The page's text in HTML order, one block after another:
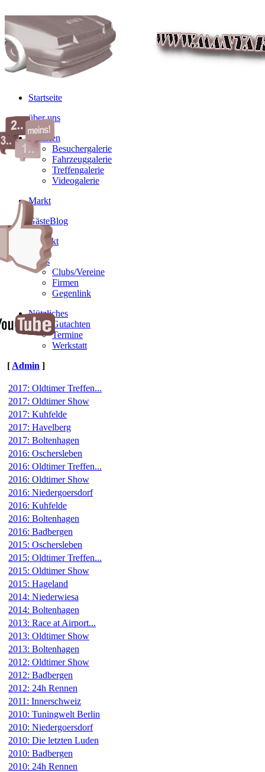
Startseite
über uns
Galerien
Besuchergalerie
Fahrzeuggalerie
Treffengalerie
Videogalerie
Markt
GästeBlog
Kontakt
Links
Clubs/Vereine
Firmen
Gegenlink
Nützliches
Gutachten
Termine
Werkstatt
[ Admin ]
2017: Oldtimer Treffen...
2017: Oldtimer Show
2017: Kuhfelde
2017: Havelberg
2017: Boltenhagen
2016: Oschersleben
2016: Oldtimer Treffen...
2016: Oldtimer Show
2016: Niedergoersdorf
2016: Kuhfelde
2016: Boltenhagen
2016: Badbergen
2015: Oschersleben
2015: Oldtimer Treffen...
2015: Oldtimer Show
2015: Hageland
2014: Niederwiesa
2014: Boltenhagen
2013: Race at Airport...
2013: Oldtimer Show
2013: Boltenhagen
2012: Oldtimer Show
2012: Badbergen
2012: 24h Rennen
2011: Innerschweiz
2010: Tuningwelt Berlin
2010: Niedergoersdorf
2010: Die letzten Luden
2010: Badbergen
2010: 24h Rennen